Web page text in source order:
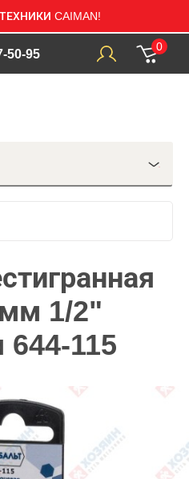
CAIMAN!
50-95
0
1/2"
644-115